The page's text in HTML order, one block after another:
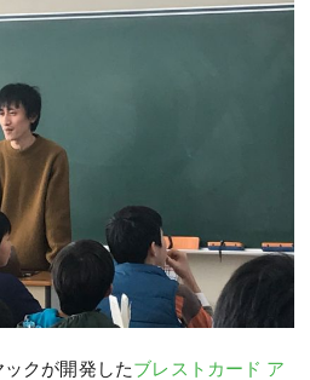
クが開発したブレストカード ア